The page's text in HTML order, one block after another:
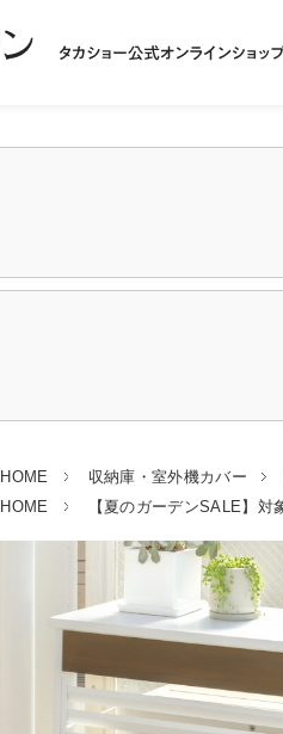
HOME 収納庫・室外機カバー
HOME
【夏のガーデンSALE】